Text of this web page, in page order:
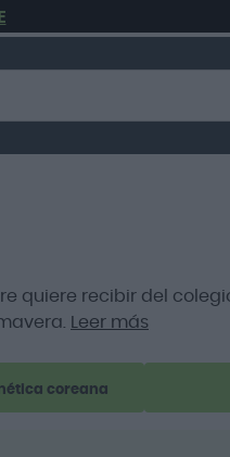
quiere recibir del
Leer más
coreana